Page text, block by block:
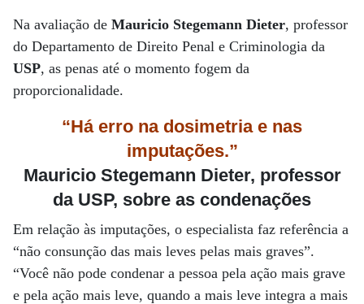
Na avaliação de Mauricio Stegemann Dieter, professor
do Departamento de Direito Penal e Criminologia da
USP, as penas até o momento fogem da
proporcionalidade.
“Há erro na dosimetria e nas
imputações.”
Mauricio Stegemann Dieter, professor
da USP, sobre as condenações
Em relação às imputações, o especialista faz referência a
“não consunção das mais leves pelas mais graves”.
“Você não pode condenar a pessoa pela ação mais grave
e pela ação mais leve, quando a mais leve integra a mais